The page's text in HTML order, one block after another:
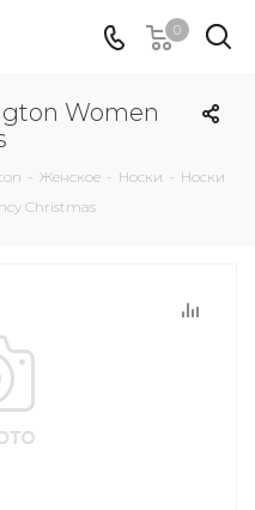
0
Women
- Женское - Носки - Носки
Christmas